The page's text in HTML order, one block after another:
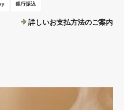
りがとうございました！
味しくお召し上がり頂け大変嬉
銀行振込
詳しいお支払方法のご案内